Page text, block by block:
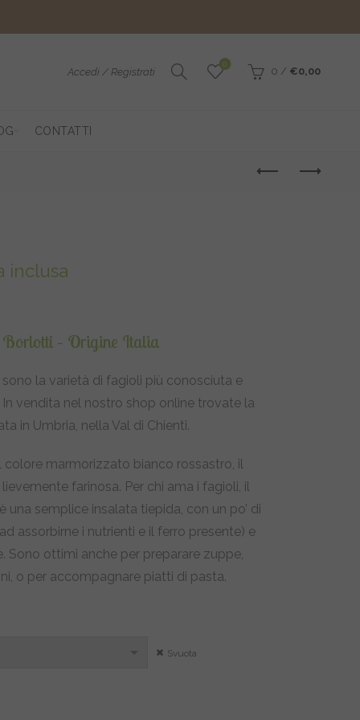
Accedi / Registrati
0
0 / €0,00
CONTATTI
inclusa
– Origine Italia
la varietà di fagioli più conosciuta e
vendita nel nostro shop online trovate la
in Umbria, nella Val di Chienti.
colore marmorizzato bianco rossastro, il
farinosa. Per chi ama i fagioli, il
una semplice insalata tiepida, con un po’ di
assorbirne i nutrienti e il ferro presente) e
Sono ottimi anche per preparare zuppe,
o per accompagnare piatti di pasta.
Svuota